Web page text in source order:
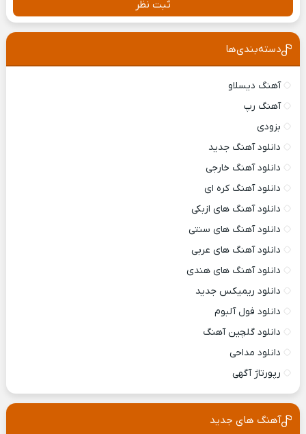
ثبت نظر
دسته‌بندی‌ها
آهنگ دیسلاو
آهنگ رپ
بزودی
دانلود آهنگ جدید
دانلود آهنگ خارجی
دانلود آهنگ کره ای
دانلود آهنگ های ازبکی
دانلود آهنگ های سنتی
دانلود آهنگ های عربی
دانلود آهنگ های هندی
دانلود ریمیکس جدید
دانلود فول آلبوم
دانلود گلچین آهنگ
دانلود مداحی
رپورتاژ آگهی
آهنگ های جدید